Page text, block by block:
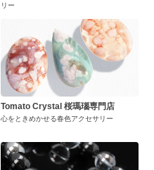
リー
Tomato Crystal 桜瑪瑙専門店
心をときめかせる春色アクセサリー